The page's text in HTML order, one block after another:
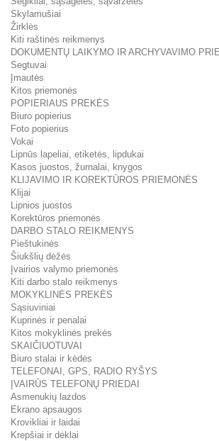
Skylamušiai
Žirklės
Kiti raštinės reikmenys
DOKUMENTŲ LAIKYMO IR ARCHYVAVIMO
Segtuvai
Įmautės
Kitos priemonės
POPIERIAUS PREKĖS
Biuro popierius
Foto popierius
Vokai
Lipnūs lapeliai, etiketės, lipdukai
Kasos juostos, žurnalai, knygos
KLIJAVIMO IR KOREKTŪROS PRIEMONĖS
Klijai
Lipnios juostos
Korektūros priemonės
DARBO STALO REIKMENYS
Pieštukinės
Šiukšlių dėžės
Įvairios valymo priemonės
Kiti darbo stalo reikmenys
MOKYKLINĖS PREKĖS
Sąsiuviniai
Kuprinės ir penalai
Kitos mokyklinės prekės
SKAIČIUOTUVAI
Biuro stalai ir kėdės
TELEFONAI, GPS, RADIO RYŠYS
ĮVAIRŪS TELEFONŲ PRIEDAI
Asmenukių lazdos
Ekrano apsaugos
Krovikliai ir laidai
Krepšiai ir dėklai